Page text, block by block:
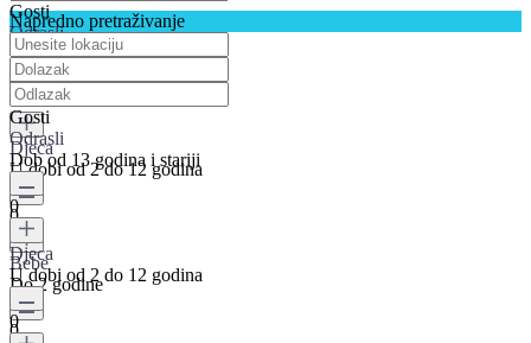
Gosti
Odrasli
Dob od 13 godina i stariji
0
Djeca
U dobi od 2 do 12 godina
0
Bebe
Do 2 godine
0
Napredno pretraživanje
Gosti
Odrasli
Dob od 13 godina i stariji
0
Djeca
U dobi od 2 do 12 godina
0